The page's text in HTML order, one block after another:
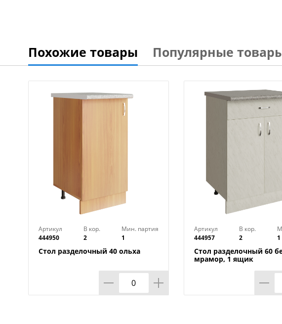
Похожие товары Популярные
Артикул
444950
В кор.
2
Мин. партия
1
Стол разделочный 40 ольха
Артикул
444957
В кор.
2
1
Стол разделочный 60
мрамор, 1 ящик